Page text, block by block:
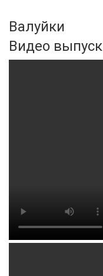
Валуйки
Видео выпуск